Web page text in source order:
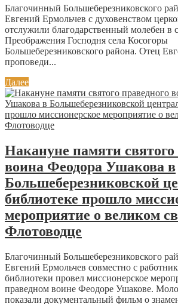
Благочинный Большеберезниковского
Евгений Ермольчев с духовенством
отслужили благодарственный молебен в
Преображения Господня села Косогоры
Большеберезниковского района. Отец
проповеди...
Далее
Накануне памяти святого
воина Феодора Ушакова в
Большеберезниковской
библиотеке прошло
мероприятие о великом
Флотоводце
Благочинный Большеберезниковского
Евгений Ермольчев совместно с
библиотеки провел миссионерское
праведном воине Феодоре Ушакове.
показали документальный фильм о